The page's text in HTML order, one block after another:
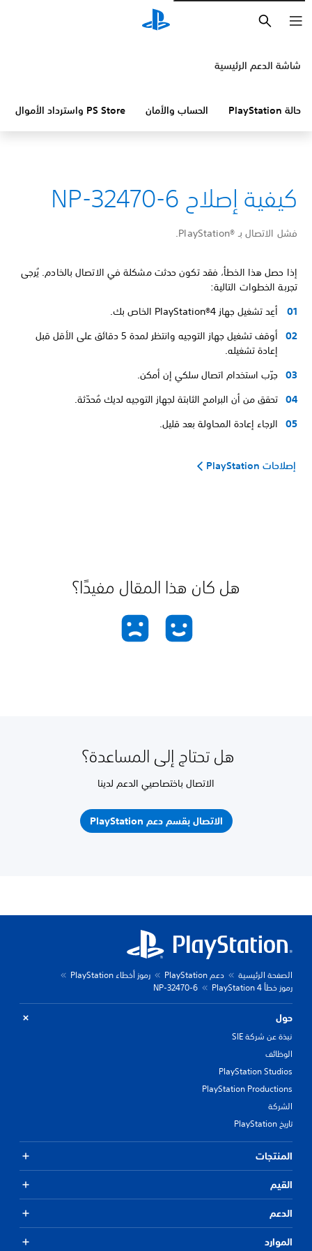
شاشة الدعم الرئيسية
حالة PlayStation الحساب والأمان PS Store واسترداد الأموال
كيفية إصلاح NP-32470-6
فشل الاتصال بـ PlayStation®‎.
إذا حصل هذا الخطأ، فقد تكون حدثت مشكلة في الاتصال بالخادم. يُرجى
تجربة الخطوات التالية:
أعِد تشغيل جهاز PlayStation®4 الخاص بك.
أوقف تشغيل جهاز التوجيه وانتظر لمدة 5 دقائق على الأقل قبل
إعادة تشغيله.
جرّب استخدام اتصال سلكي إن أمكن.
تحقق من أن البرامج الثابتة لجهاز التوجيه لديك مُحدّثة.
الرجاء إعادة المحاولة بعد قليل.
إصلاحات PlayStation
هل كان هذا المقال مفيدًا؟
هل تحتاج إلى المساعدة؟
الاتصال باختصاصيي الدعم لدينا
الاتصال بقسم دعم PlayStation
الصفحة الرئيسية دعم PlayStation
رموز أخطاء PlayStation
رموز خطأ PlayStation 4
NP-32470-6
حول
نبذة عن شركة SIE
الوظائف
PlayStation Studios
PlayStation Productions
الشركة
تاريخ PlayStation
المنتجات
القيم
الدعم
الموارد